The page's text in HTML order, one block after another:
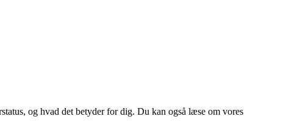
og hvad det betyder for dig. Du kan også læse om vores